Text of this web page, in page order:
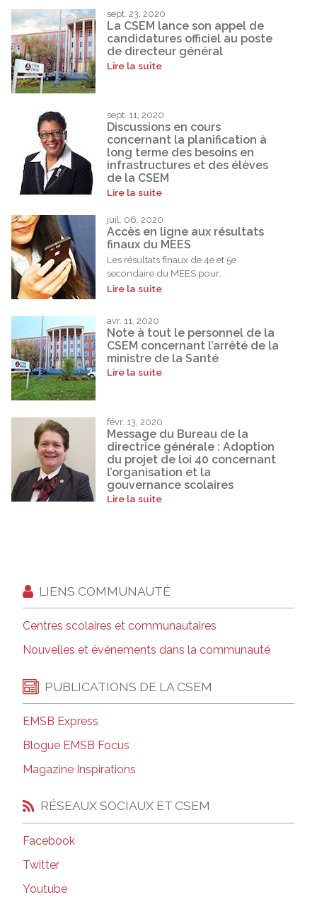
sept. 23, 2020
La CSEM lance son appel de
candidatures officiel au poste
de directeur général
Lire la suite
sept. 11, 2020
Discussions en cours
concernant la planification à
long terme des besoins en
infrastructures et des élèves
de la CSEM
Lire la suite
juil. 06, 2020
Accès en ligne aux résultats
finaux du MEES
Les résultats finaux de 4e et 5e
secondaire du MEES pour...
Lire la suite
avr. 11, 2020
Note à tout le personnel de la
CSEM concernant l’arrêté de la
ministre de la Santé
Lire la suite
févr. 13, 2020
Message du Bureau de la
directrice générale : Adoption
du projet de loi 40 concernant
l’organisation et la
gouvernance scolaires
Lire la suite
LIENS COMMUNAUTÉ
Centres scolaires et communautaires
Nouvelles et événements dans la communauté
PUBLICATIONS DE LA CSEM
EMSB Express
Blogue EMSB Focus
Magazine Inspirations
RÉSEAUX SOCIAUX ET CSEM
Facebook
Twitter
Youtube